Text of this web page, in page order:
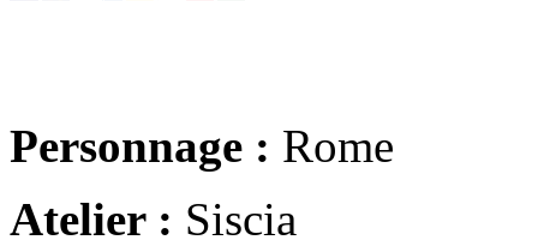
Personnage : Rome
Atelier : Siscia